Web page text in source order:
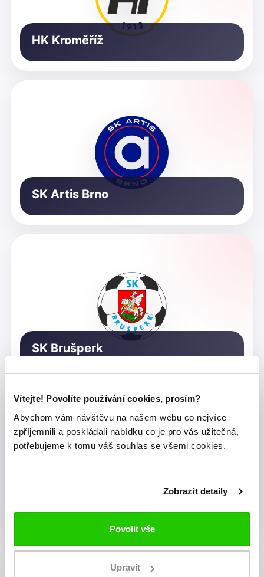
Vítejte! Povolíte používání cookies, prosím?
Abychom vám návštěvu na našem webu co nejvíce
zpříjemnili a poskládali nabídku co je pro vás užitečná,
potřebujeme k tomu váš souhlas se všemi cookies.
Zobrazit detaily
Povolit vše
Upravit
HK Kroměříž
SK Artis Brno
SK Brušperk